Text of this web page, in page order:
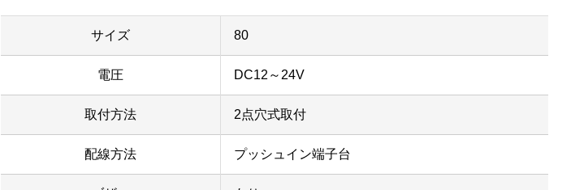
サイズ 80
電圧 DC12～24V
取付方法 2点穴式取付
配線方法 プッシュイン端子台